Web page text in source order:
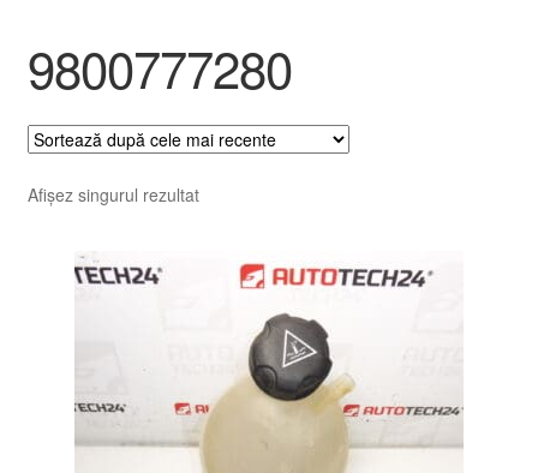
Contul meu
Coș
Despre noi
Livrare în toată lumea
9800777280
Afișez singurul rezultat